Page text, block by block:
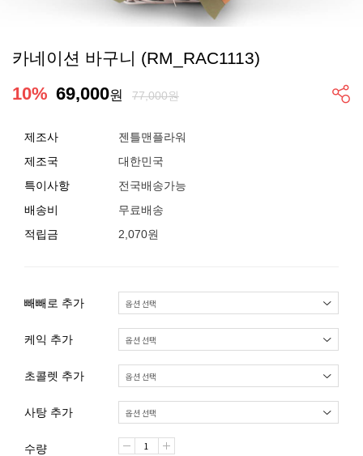
카네이션 바구니 (RM_RAC1113)
10% 69,000원 77,000원
제조사
젠틀맨플라워
제조국
대한민국
특이사항
전국배송가능
배송비
무료배송
적립금
2,070원
빼빼로 추가
케익 추가
초콜렛 추가
사탕 추가
수량